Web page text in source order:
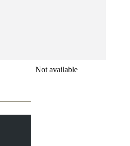
Not available